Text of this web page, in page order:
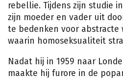
rebellie. Tijdens zijn studie
zijn moeder en vader uit
te bedenken voor abstracte
waarin homoseksualiteit
Nadat hij in 1959 naar
maakte hij furore in de